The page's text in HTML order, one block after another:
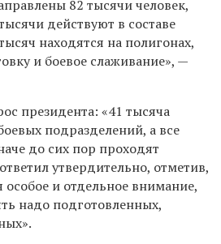
82 тысячи человек,
действуют в составе
находятся на полигонах,
и боевое слаживание», —
президента: «41 тысяча
подразделений, а все
до сих пор проходят
утвердительно, отметив,
особое и отдельное внимание,
надо подготовленных,